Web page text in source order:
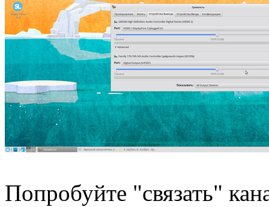
Попробуйте "связать"